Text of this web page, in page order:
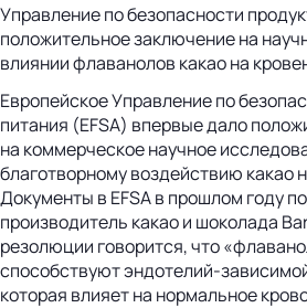
Управление по безопасности
положительное заключение на
влиянии флаванолов какао на
Европейское Управление по
питания (EFSA) впервые дало
на коммерческое научное
благотворному воздействию какао
Документы в EFSA в прошлом году
производитель какао и шоколада
резолюции говорится, что
способствуют эндотелий-
которая влияет на нормальное